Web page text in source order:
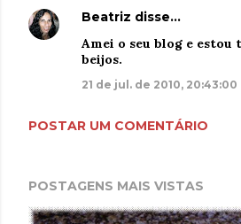
Beatriz disse…
Amei o seu blog e estou
beijos.
21 de jul. de 2010, 20:43:00
POSTAR UM COMENTÁRIO
POSTAGENS MAIS VISTAS